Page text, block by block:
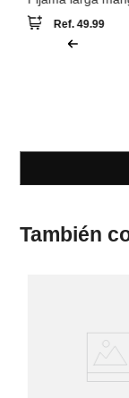
mickey
Ref.49.99
También